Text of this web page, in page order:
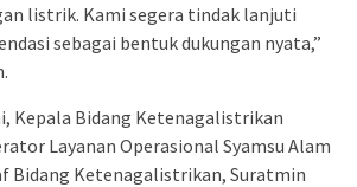
listrik. Kami segera tindak lanjuti
sebagai bentuk dukungan nyata,”
Kepala Bidang Ketenagalistrikan
Layanan Operasional Syamsu Alam
Bidang Ketenagalistrikan, Suratmin